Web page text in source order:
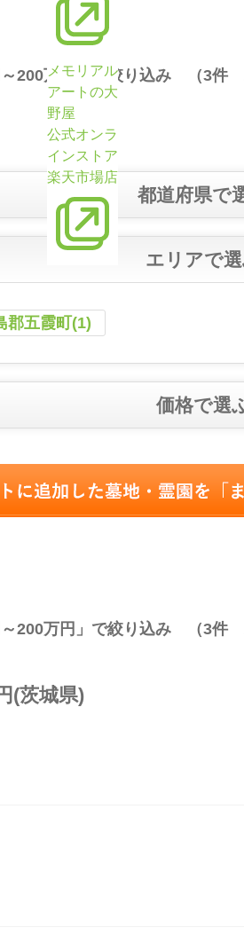
メモリアル
アートの大
野屋
公式オンラ
インストア
楽天市場店
200万円」で絞り込み （3件
都道府県で
エリアで
郡五霞町(1)
価格で選
200万円」で絞り込み （3件
(茨城県)